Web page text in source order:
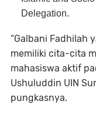
Delegation.
“Galbani Fadhilah
memiliki cita-cita
mahasiswa aktif
Ushuluddin UIN
pungkasnya.